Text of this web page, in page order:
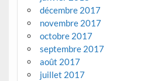
décembre 2017
novembre 2017
octobre 2017
septembre 2017
août 2017
juillet 2017